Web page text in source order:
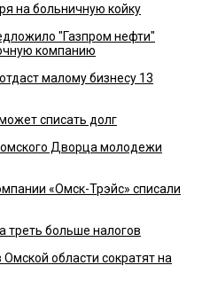
на больничную койку
"Газпром нефти"
компанию
малому бизнесу 13
списать долг
Дворца молодежи
«Омск-Трэйс» списали
треть больше налогов
области сократят на